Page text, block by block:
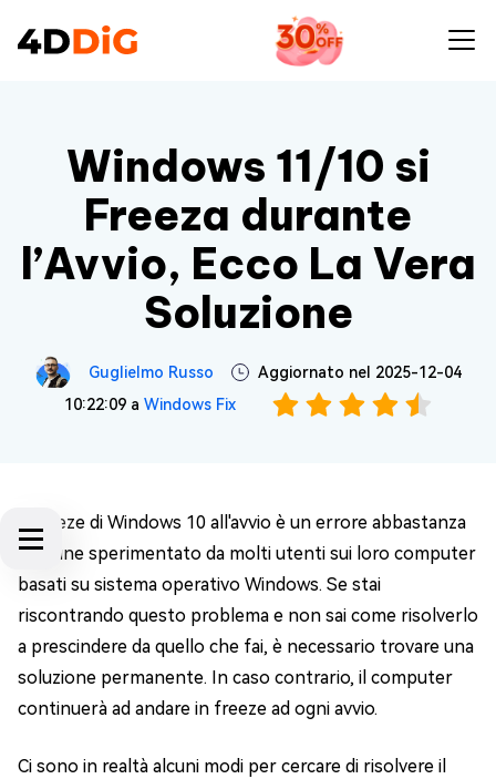
Windows 11/10 si
Freeza durante
l’Avvio, Ecco La Vera
Soluzione
Guglielmo Russo
Aggiornato nel 2025-12-04
10:22:09 a Windows Fix
Il freeze di Windows 10 all'avvio è un errore abbastanza
comune sperimentato da molti utenti sui loro computer
basati su sistema operativo Windows. Se stai
riscontrando questo problema e non sai come risolverlo
a prescindere da quello che fai, è necessario trovare una
soluzione permanente. In caso contrario, il computer
continuerà ad andare in freeze ad ogni avvio.
Ci sono in realtà alcuni modi per cercare di risolvere il